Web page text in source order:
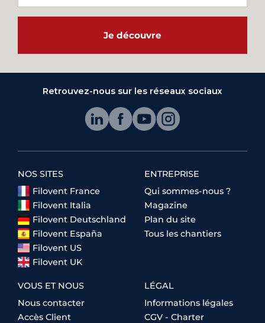
Je découvre
Retrouvez-nous sur les réseaux sociaux
NOS SITES
Filovent France
Filovent Italia
Filovent Deutschland
Filovent España
Filovent US
Filovent UK
ENTREPRISE
Qui sommes-nous ?
Magazine
Plan du site
Tous les chantiers
VOUS ET NOUS
Nous contacter
Accès Client
LÉGAL
Informations légales
CGV - Charter